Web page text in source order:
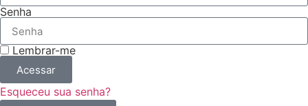
Senha
Lembrar-me
Acessar
Esqueceu sua senha?